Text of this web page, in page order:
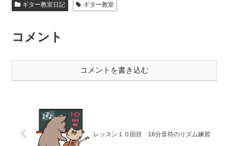
ギター教室日記 ギター教室
コメント
コメントを書き込む
レッスン１０回目 16分音符のリズム練習